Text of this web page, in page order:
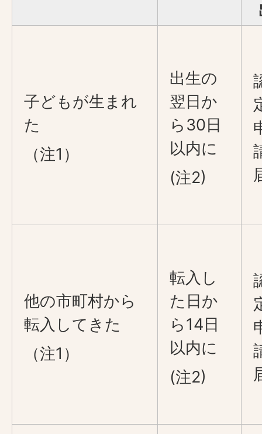
子どもが生まれ
た
（注1）
出生の
翌日か
ら30日
以内に
(注2)
他の市町村から
転入してきた
（注1）
転入し
た日か
ら14日
以内に
(注2)